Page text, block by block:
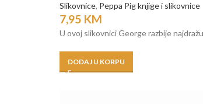
Slikovnice, Peppa Pig knjige i slikovnice
7,95 KM
U ovoj slikovnici George razbije
DODAJ U KORPU